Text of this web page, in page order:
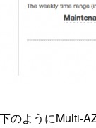
のようにMulti-